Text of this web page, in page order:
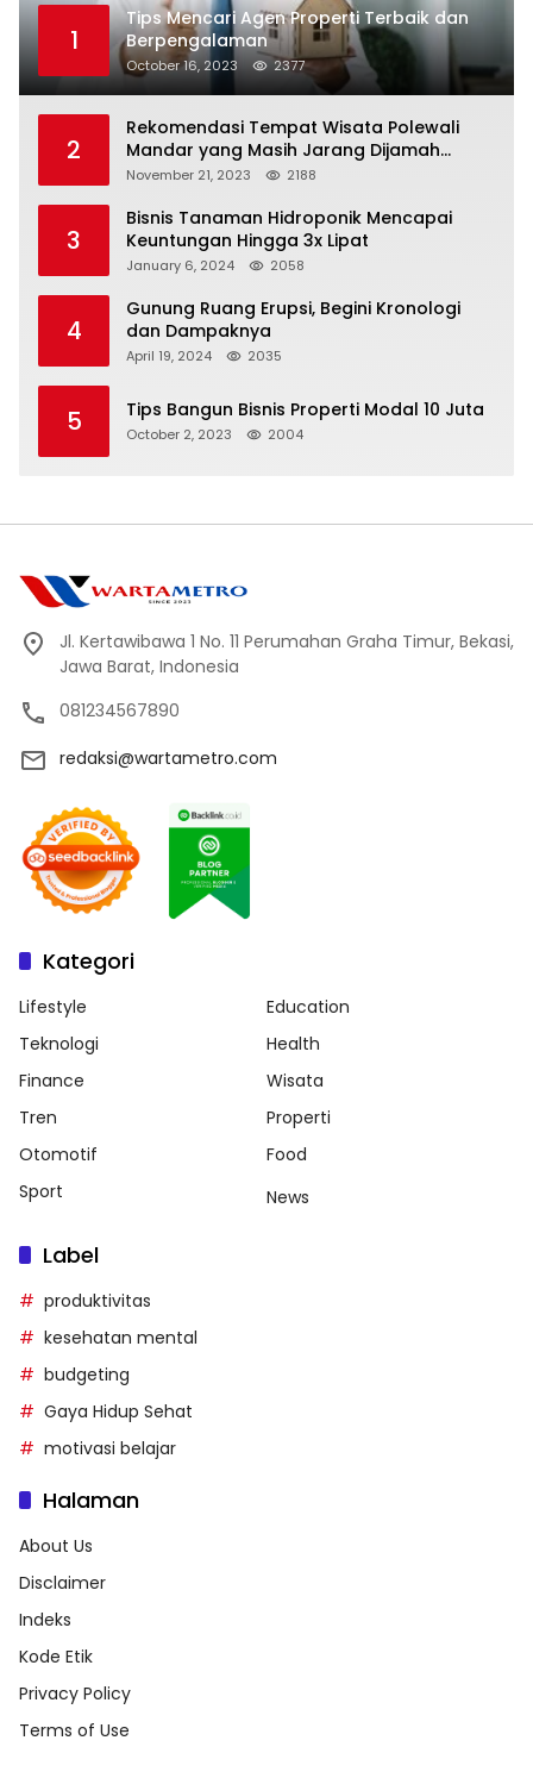
1
Tips Mencari Agen Properti Terbaik dan
Berpengalaman
October 16, 2023 2377
2
Rekomendasi Tempat Wisata Polewali
Mandar yang Masih Jarang Dijamah
Wisatawan
November 21, 2023 2188
3
Bisnis Tanaman Hidroponik Mencapai
Keuntungan Hingga 3x Lipat
January 6, 2024 2058
4
Gunung Ruang Erupsi, Begini Kronologi
dan Dampaknya
April 19, 2024 2035
5 Tips Bangun Bisnis Properti Modal 10 Juta
October 2, 2023 2004
Jl. Kertawibawa 1 No. 11 Perumahan Graha Timur, Bekasi,
Jawa Barat, Indonesia
081234567890
redaksi@wartametro.com
Kategori
Lifestyle
Education
Teknologi
Health
Finance
Wisata
Tren
Properti
Otomotif
Food
Sport
News
Label
produktivitas
kesehatan mental
budgeting
Gaya Hidup Sehat
motivasi belajar
Halaman
About Us
Disclaimer
Indeks
Kode Etik
Privacy Policy
Terms of Use